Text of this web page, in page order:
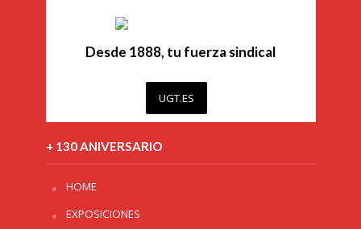
Desde 1888, tu fuerza sindical
UGT.ES
+ 130 ANIVERSARIO
HOME
EXPOSICIONES